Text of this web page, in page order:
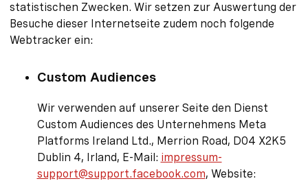
statistischen Zwecken. Wir setzen zur Auswertung der
Besuche dieser Internetseite zudem noch folgende
Webtracker ein:
Custom Audiences
Wir verwenden auf unserer Seite den Dienst
Custom Audiences des Unternehmens Meta
Platforms Ireland Ltd., Merrion Road, D04 X2K5
Dublin 4, Irland, E-Mail: impressum-
support@support.facebook.com, Website: